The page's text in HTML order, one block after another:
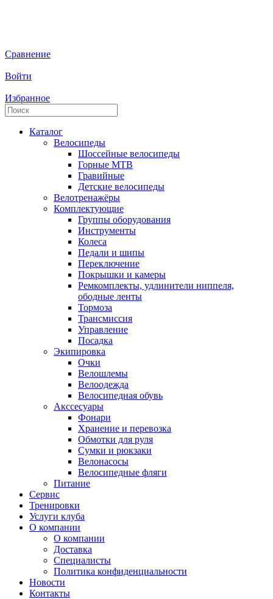
Сравнение
Войти
Избранное
Каталог
Велосипеды
Шоссейные велосипеды
Горные МTB
Гравийные
Детские велосипеды
Велотренажёры
Комплектующие
Группы оборудования
Инструменты
Колеса
Педали и шипы
Переключение
Покрышки и камеры
Ремкомплекты, удлинители ниппеля,
ободные ленты
Тормоза
Трансмиссия
Управление
Посадка
Экипировка
Очки
Велошлемы
Велоодежда
Велосипедная обувь
Акссесуары
Фонари
Хранение и перевозка
Обмотки для руля
Сумки и рюкзаки
Велонасосы
Велосипедные фляги
Питание
Сервис
Тренировки
Услуги клуба
О компании
О компании
Доставка
Специалисты
Политика конфиденциальности
Новости
Контакты